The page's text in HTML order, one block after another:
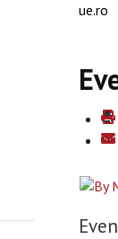
ue.ro